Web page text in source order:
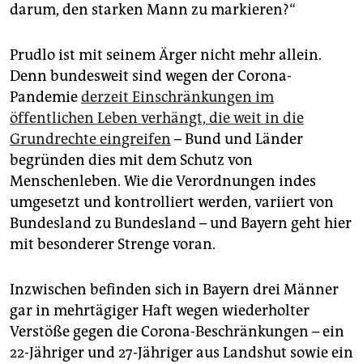
darum, den starken Mann zu markieren?“
Prudlo ist mit seinem Ärger nicht mehr allein.
Denn bundesweit sind wegen der Corona-
Pandemiederzeit Einschränkungen im
öffentlichen Leben verhängt, die weit in die
Grundrechte eingreifen – Bund und Länder
begründen dies mit dem Schutz von
Menschenleben. Wie die Verordnungen indes
umgesetzt und kontrolliert werden, variiert von
Bundesland zu Bundesland – und Bayern geht hier
mit besonderer Strenge voran.
Inzwischen befinden sich in Bayern drei Männer
gar in mehrtägiger Haft wegen wiederholter
Verstöße gegen die Corona-Beschränkungen – ein
22-Jähriger und 27-Jähriger aus Landshut sowie ein